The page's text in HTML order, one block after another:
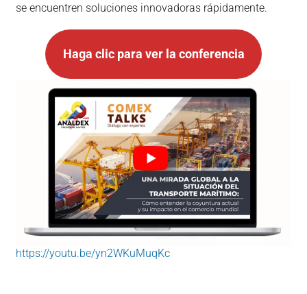
se encuentren soluciones innovadoras rápidamente.
Haga clic para ver la conferencia
https://youtu.be/yn2WKuMuqKc